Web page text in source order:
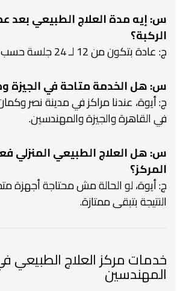
س: إيه مدة العلاج الطبيعي بعد
الركبة؟
ج: عادة بتكون من 12 لـ 24 جلسة حسب الحالة.
س: هل الخدمة متاحة في الجيزة
ج: أيوة، عندنا مراكز في مدينة نصر
في القاهرة والجيزة والمهندسين.
س: هل العلاج الطبيعي المنزلي
المركز؟
ج: أيوة، لو الحالة مش محتاجة أجهزة
النتيجة بتبقى ممتازة.
خدمات مركز العلاج الطبيعي
المهندسين